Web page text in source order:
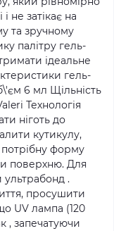
не затікає на
та зручному
палітру гель-
ідеальне
гель-
6 мл Щільність
Технологія
ніготь до
кутикулу,
форму
поверхню. Для
ультрабонд .
просушити
UV лампа (120
, запечатуючи